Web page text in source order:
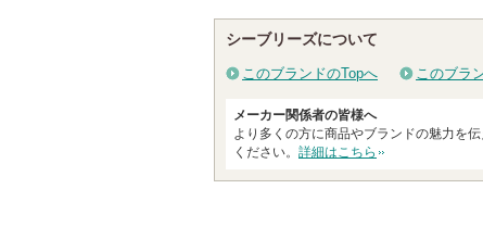
シーブリーズについて
このブランドのTopへ このブラ
メーカー関係者の皆様へ
より多くの方に商品やブランドの魅力を
ください。 詳細はこちら